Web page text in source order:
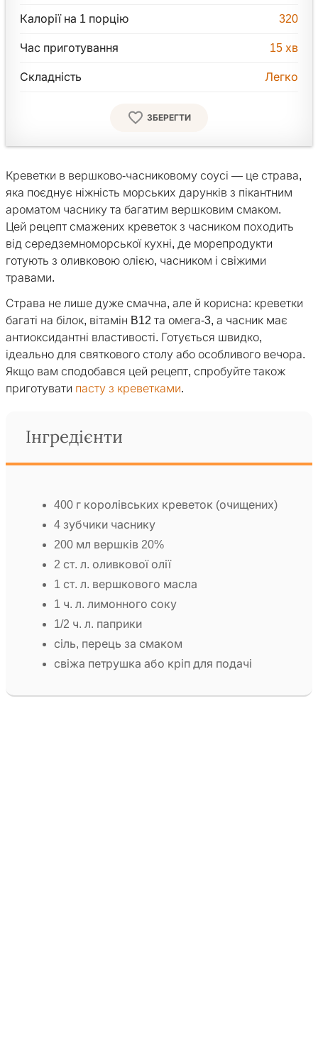
Калорії на 1 порцію 320
Час приготування 15 хв
Складність Легко
ЗБЕРЕГТИ
Креветки в вершково-часниковому соусі — це страва,
яка поєднує ніжність морських дарунків з пікантним
ароматом часнику та багатим вершковим смаком.
Цей рецепт смажених креветок з часником походить
від середземноморської кухні, де морепродукти
готують з оливковою олією, часником і свіжими
травами.
Страва не лише дуже смачна, але й корисна: креветки
багаті на білок, вітамін B12 та омега-3, а часник має
антиоксидантні властивості. Готується швидко,
ідеально для святкового столу або особливого вечора.
Якщо вам сподобався цей рецепт, спробуйте також
приготувати пасту з креветками.
Інгредієнти
400 г королівських креветок (очищених)
4 зубчики часнику
200 мл вершків 20%
2 ст. л. оливкової олії
1 ст. л. вершкового масла
1 ч. л. лимонного соку
1/2 ч. л. паприки
сіль, перець за смаком
свіжа петрушка або кріп для подачі